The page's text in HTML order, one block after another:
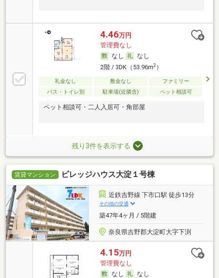
4.46万円
管理費なし
なし
なし
2階 / 3DK（53.96m2）
礼金なし 敷金なし
ファミリー
バス・トイレ別
駐車場(近隣含) ペット相談可
ペット相談可・二人入居可・角部屋
残り3件を表示する
賃貸マンション ビレッジハウス大淀１号棟
近鉄吉野線 下市口駅 徒歩13分
その他の交通
築47年4ヶ月 / 5階建
奈良県吉野郡大淀町大字下渕
4.15万円
管理費なし
なし
なし